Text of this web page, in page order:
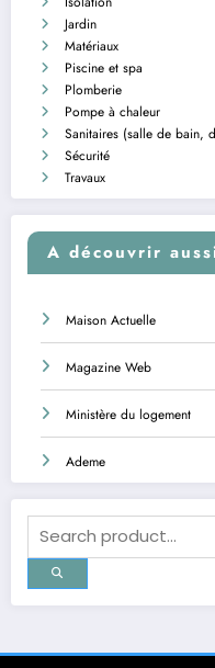
Jardin
Matériaux
Piscine et spa
Plomberie
Pompe à chaleur
Sanitaires (salle de bain,
Sécurité
Travaux
A découvrir
Maison Actuelle
Magazine Web
Ministère du logement
Ademe